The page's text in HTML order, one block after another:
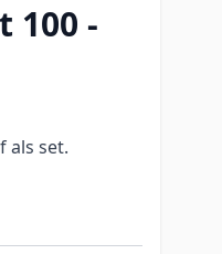
100 -
als set.